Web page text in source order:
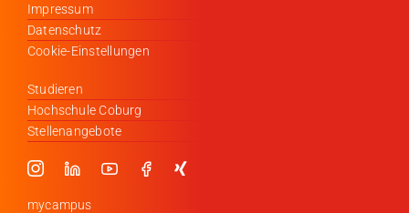
Impressum
Datenschutz
Cookie-Einstellungen
Studieren
Hochschule Coburg
Stellenangebote
mycampus